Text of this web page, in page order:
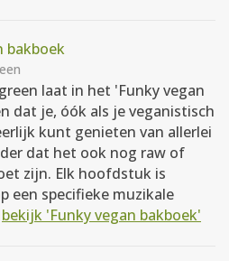
bakboek
laat in het 'Funky vegan
dat je, óók als je veganistisch
kunt genieten van allerlei
dat het ook nog raw of
zijn. Elk hoofdstuk is
een specifieke muzikale
bekijk 'Funky vegan bakboek'